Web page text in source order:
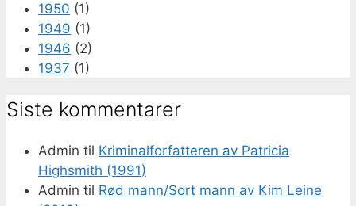
1950 (1)
1949 (1)
1946 (2)
1937 (1)
Siste kommentarer
Admin til Kriminalforfatteren av Patricia
Highsmith (1991)
Admin til Rød mann/Sort mann av Kim Leine